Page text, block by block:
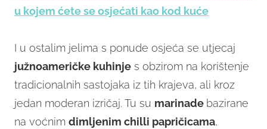
u kojem ćete se osjećati kao kod kuće
I u ostalim jelima s ponude osjeća se utjecaj
južnoameričke kuhinje s obzirom na korištenje
tradicionalnih sastojaka iz tih krajeva, ali kroz
jedan moderan izričaj. Tu su marinade bazirane
na voćnim dimljenim chilli papričicama,